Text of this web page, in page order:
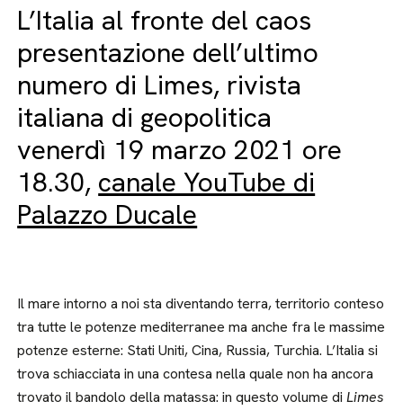
L’Italia al fronte del caos
presentazione dell’ultimo
numero di Limes, rivista
italiana di geopolitica
venerdì 19 marzo 2021 ore
18.30, canale YouTube di
Palazzo Ducale
Il mare intorno a noi sta diventando terra, territorio conteso
tra tutte le potenze mediterranee ma anche fra le massime
potenze esterne: Stati Uniti, Cina, Russia, Turchia. L’Italia si
trova schiacciata in una contesa nella quale non ha ancora
trovato il bandolo della matassa: in questo volume diLimes